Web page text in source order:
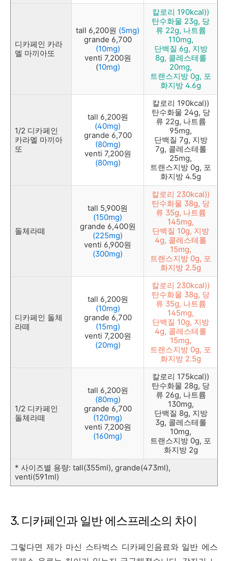
디카페인 카라
멜 마끼아또
tall 6,200원 (5mg)
grande 6,700
(10mg)
venti 7,200원
(10mg)
칼로리 190kcal))
탄수화물 23g, 당
류 22g, 나트륨
110mg,
단백질 6g, 지방
8g, 콜레스테롤
20mg,
트랜스지방 0g, 포
화지방 4.6g
1/2 디카페인
카라멜 마끼아
또
tall 6,200원
(40mg)
grande 6,700
(80mg)
venti 7,200원
(80mg)
칼로리 190kcal))
탄수화물 24g, 당
류 22g, 나트륨
95mg,
단백질 7g, 지방
7g, 콜레스테롤
25mg,
트랜스지방 0g, 포
화지방 4.5g
돌체라떼
tall 5,900원
(150mg)
grande 6,400원
(225mg)
venti 6,900원
(300mg)
칼로리 230kcal))
탄수화물 38g, 당
류 35g, 나트륨
145mg,
단백질 10g, 지방
4g, 콜레스테롤
15mg,
트랜스지방 0g, 포
화지방 2.5g
디카페인 돌체
라떼
tall 6,200원
(10mg)
grande 6,700
(15mg)
venti 7,200원
(20mg)
칼로리 230kcal))
탄수화물 38g, 당
류 35g, 나트륨
145mg,
단백질 10g, 지방
4g, 콜레스테롤
15mg,
트랜스지방 0g, 포
화지방 2.5g
1/2 디카페인
돌체라떼
tall 6,200원
(80mg)
grande 6,700
(120mg)
venti 7,200원
(160mg)
칼로리 175kcal))
탄수화물 28g, 당
류 26g, 나트륨
130mg,
단백질 8g, 지방
3g, 콜레스테롤
10mg,
트랜스지방 0g, 포
화지방 2g
* 사이즈별 용량: tall(355ml), grande(473ml),
venti(591ml)
3. 디카페인과 일반 에스프레소의 차이
그렇다면 제가 마신 스타벅스 디카페인음료와 일반 에스